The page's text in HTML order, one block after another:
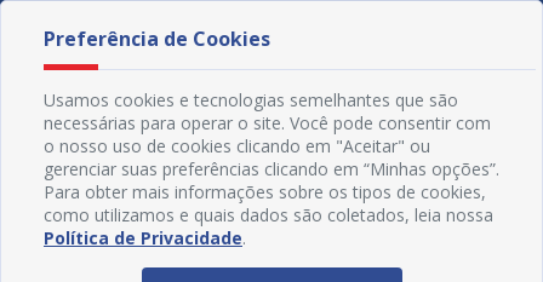
Preferência de Cookies
Usamos cookies e tecnologias semelhantes que são
necessárias para operar o site. Você pode consentir com
o nosso uso de cookies clicando em "Aceitar" ou
gerenciar suas preferências clicando em “Minhas opções”.
Para obter mais informações sobre os tipos de cookies,
como utilizamos e quais dados são coletados, leia nossa
Política de Privacidade.